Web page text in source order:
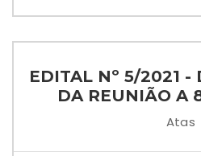
EDITAL Nº 5/2021 -
DA REUNIÃO A
Atas